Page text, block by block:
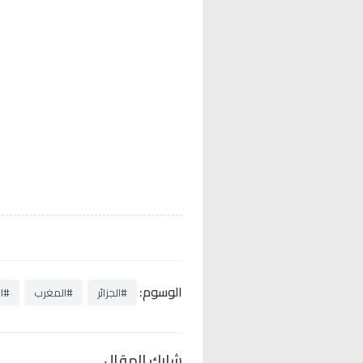
الوسوم: #الجزائر #المغرب